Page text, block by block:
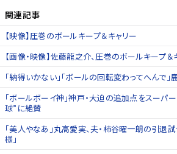
関連記事
【映像】圧巻のボールキープ＆キャリー
【画像・映像】佐藤龍之介、圧巻のボールキープ＆
「納得いかない」「ボールの回転変わってへんで
「ボールボーイ神」神戸・大迫の追加点をスーパ
球”に絶賛
「美人やなあ」丸高愛実、夫・柿谷曜一朗の引退
様」